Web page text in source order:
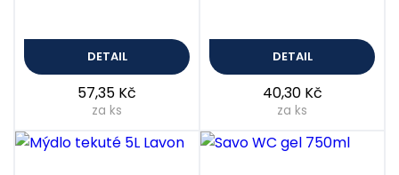
DETAIL
57,35 Kč
za ks
DETAIL
40,30 Kč
za ks